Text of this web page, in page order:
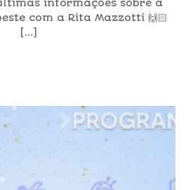
informações sobre a
com a Rita Mazzotti 🙌🏻
[...]